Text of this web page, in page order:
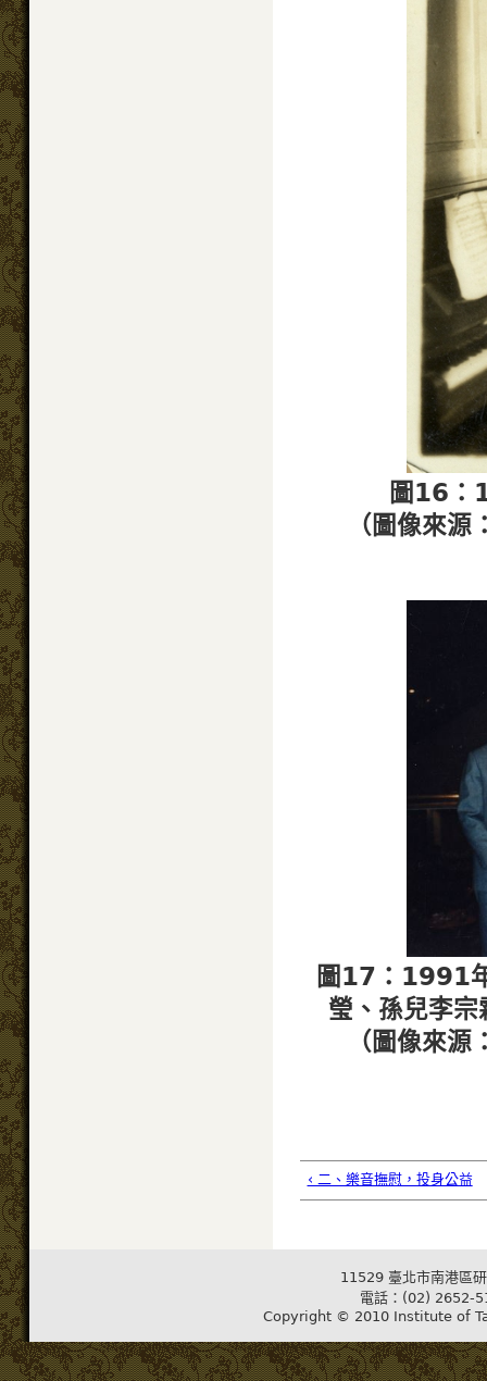
圖16：
（圖像來源
圖17：1991
瑩、孫兒李宗
（圖像來源
‹ 二、樂音撫慰，投身公益
11529 臺北市南港區
電話：(02) 2652-
Copyright © 2010 Institute of